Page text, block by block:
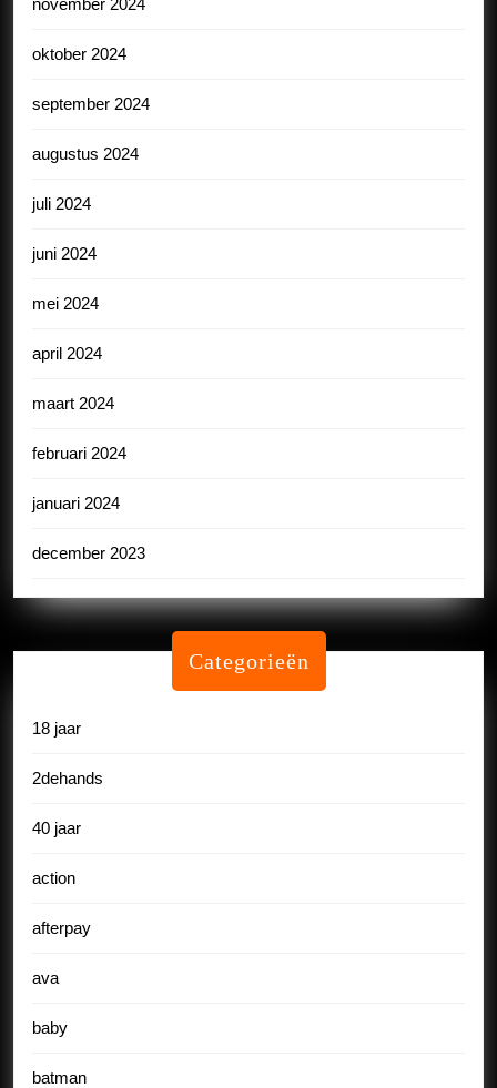
oktober 2024
september 2024
augustus 2024
juli 2024
juni 2024
mei 2024
april 2024
maart 2024
februari 2024
januari 2024
december 2023
Categorieën
18 jaar
2dehands
40 jaar
action
afterpay
ava
baby
batman